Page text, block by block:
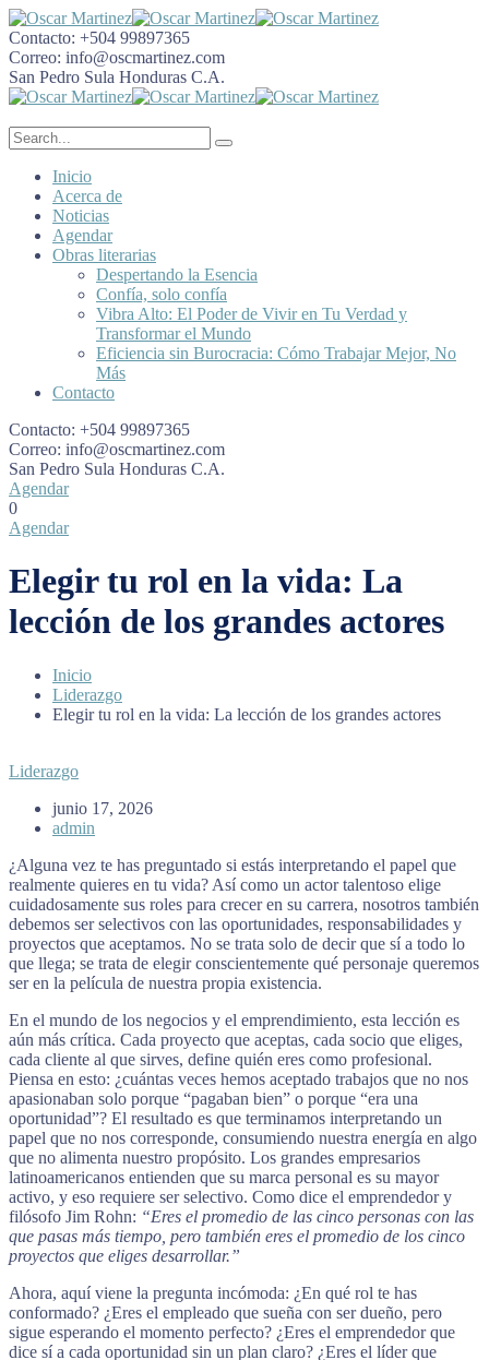
Contacto: +504 99897365
Correo: info@oscmartinez.com
San Pedro Sula Honduras C.A.
Inicio
Acerca de
Noticias
Agendar
Obras literarias
Despertando la Esencia
Confía, solo confía
Vibra Alto: El Poder de Vivir en Tu Verdad y
Transformar el Mundo
Eficiencia sin Burocracia: Cómo Trabajar Mejor, No
Más
Contacto
Contacto: +504 99897365
Correo: info@oscmartinez.com
San Pedro Sula Honduras C.A.
Agendar
0
Agendar
Elegir tu rol en la vida: La
lección de los grandes actores
Inicio
Liderazgo
Elegir tu rol en la vida: La lección de los grandes actores
Liderazgo
junio 17, 2026
admin
¿Alguna vez te has preguntado si estás interpretando el papel que
realmente quieres en tu vida? Así como un actor talentoso elige
cuidadosamente sus roles para crecer en su carrera, nosotros también
debemos ser selectivos con las oportunidades, responsabilidades y
proyectos que aceptamos. No se trata solo de decir que sí a todo lo
que llega; se trata de elegir conscientemente qué personaje queremos
ser en la película de nuestra propia existencia.
En el mundo de los negocios y el emprendimiento, esta lección es
aún más crítica. Cada proyecto que aceptas, cada socio que eliges,
cada cliente al que sirves, define quién eres como profesional.
Piensa en esto: ¿cuántas veces hemos aceptado trabajos que no nos
apasionaban solo porque “pagaban bien” o porque “era una
oportunidad”? El resultado es que terminamos interpretando un
papel que no nos corresponde, consumiendo nuestra energía en algo
que no alimenta nuestro propósito. Los grandes empresarios
latinoamericanos entienden que su marca personal es su mayor
activo, y eso requiere ser selectivo. Como dice el emprendedor y
filósofo Jim Rohn: “Eres el promedio de las cinco personas con las
que pasas más tiempo, pero también eres el promedio de los cinco
proyectos que eliges desarrollar.”
Ahora, aquí viene la pregunta incómoda: ¿En qué rol te has
conformado? ¿Eres el empleado que sueña con ser dueño, pero
sigue esperando el momento perfecto? ¿Eres el emprendedor que
dice sí a cada oportunidad sin un plan claro? ¿Eres el líder que